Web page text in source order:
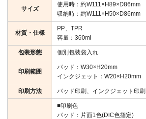
サイズ
使用時：約W111×H89×D86mm
収納時：約W111×H50×D86mm
材質・仕様
PP、TPR
容量：360ml
包装形態 個別包装袋入れ
印刷範囲
パッド：W30×H20mm
インクジェット：W20×H20mm
印刷方法 パッド印刷、インクジェット印刷
■印刷色
パッド：片面1色(DIC色指定)